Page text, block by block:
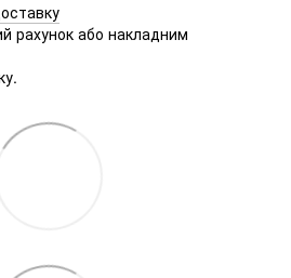
рахунок або накладним